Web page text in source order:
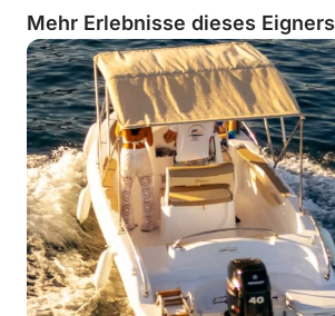
Mehr Erlebnisse dieses Eigners